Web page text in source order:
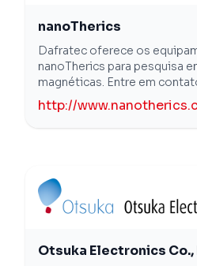
nanoTherics
Dafratec oferece os
nanoTherics para pesquisa
magnéticas. Entre em
http://
Otsuka Electronics Co.,